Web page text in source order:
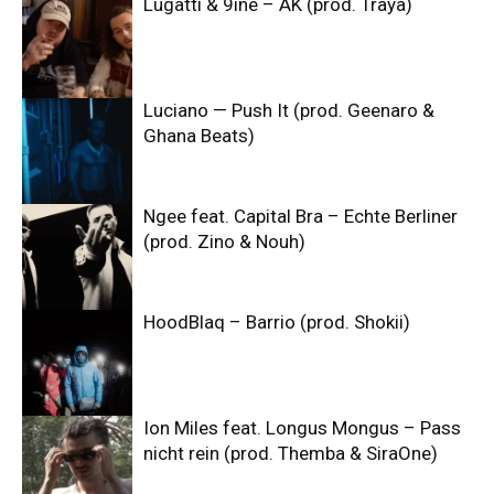
Luciano — Push It (prod. Geenaro &
Ghana Beats)
Ngee feat. Capital Bra – Echte Berliner
(prod. Zino & Nouh)
HoodBlaq – Barrio (prod. Shokii)
Ion Miles feat. Longus Mongus – Pass
nicht rein (prod. Themba & SiraOne)